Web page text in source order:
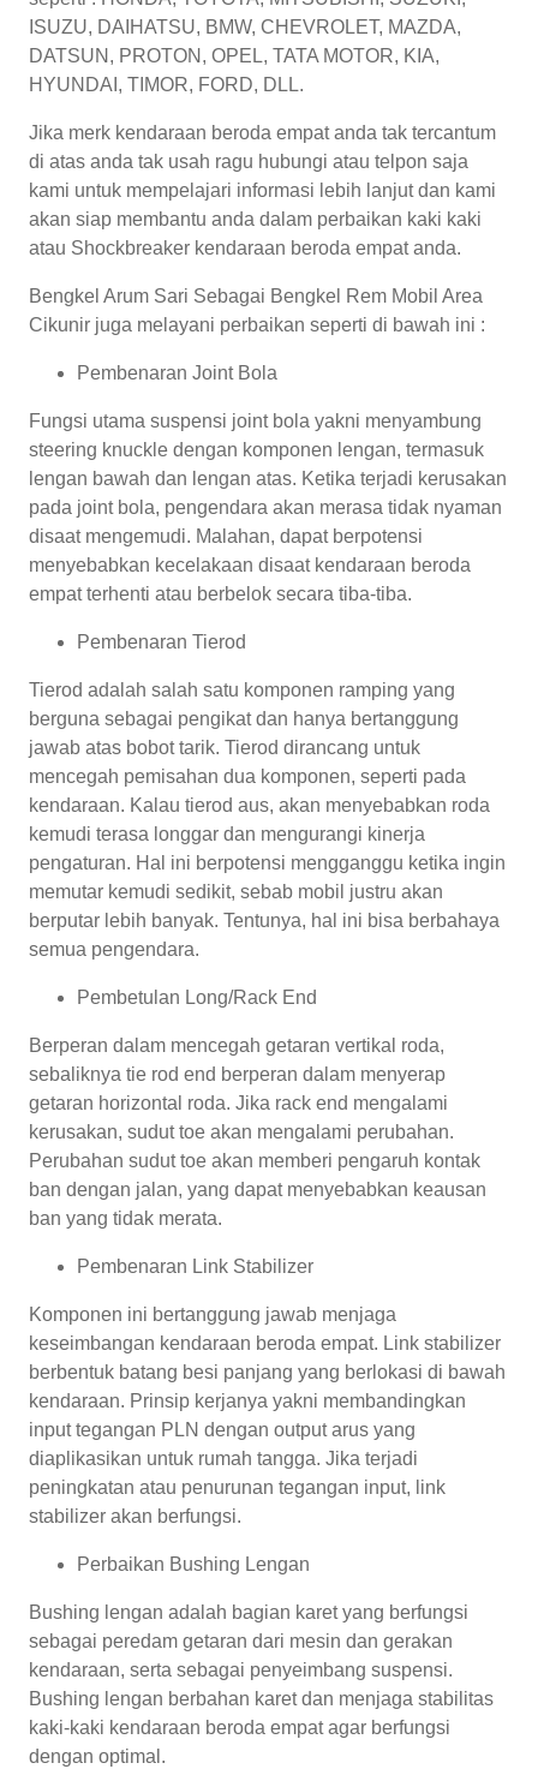
ISUZU, DAIHATSU, BMW, CHEVROLET, MAZDA,
DATSUN, PROTON, OPEL, TATA MOTOR, KIA,
HYUNDAI, TIMOR, FORD, DLL.
Jika merk kendaraan beroda empat anda tak tercantum
di atas anda tak usah ragu hubungi atau telpon saja
kami untuk mempelajari informasi lebih lanjut dan kami
akan siap membantu anda dalam perbaikan kaki kaki
atau Shockbreaker kendaraan beroda empat anda.
Bengkel Arum Sari Sebagai Bengkel Rem Mobil Area
Cikunir juga melayani perbaikan seperti di bawah ini :
Pembenaran Joint Bola
Fungsi utama suspensi joint bola yakni menyambung
steering knuckle dengan komponen lengan, termasuk
lengan bawah dan lengan atas. Ketika terjadi kerusakan
pada joint bola, pengendara akan merasa tidak nyaman
disaat mengemudi. Malahan, dapat berpotensi
menyebabkan kecelakaan disaat kendaraan beroda
empat terhenti atau berbelok secara tiba-tiba.
Pembenaran Tierod
Tierod adalah salah satu komponen ramping yang
berguna sebagai pengikat dan hanya bertanggung
jawab atas bobot tarik. Tierod dirancang untuk
mencegah pemisahan dua komponen, seperti pada
kendaraan. Kalau tierod aus, akan menyebabkan roda
kemudi terasa longgar dan mengurangi kinerja
pengaturan. Hal ini berpotensi mengganggu ketika ingin
memutar kemudi sedikit, sebab mobil justru akan
berputar lebih banyak. Tentunya, hal ini bisa berbahaya
semua pengendara.
Pembetulan Long/Rack End
Berperan dalam mencegah getaran vertikal roda,
sebaliknya tie rod end berperan dalam menyerap
getaran horizontal roda. Jika rack end mengalami
kerusakan, sudut toe akan mengalami perubahan.
Perubahan sudut toe akan memberi pengaruh kontak
ban dengan jalan, yang dapat menyebabkan keausan
ban yang tidak merata.
Pembenaran Link Stabilizer
Komponen ini bertanggung jawab menjaga
keseimbangan kendaraan beroda empat. Link stabilizer
berbentuk batang besi panjang yang berlokasi di bawah
kendaraan. Prinsip kerjanya yakni membandingkan
input tegangan PLN dengan output arus yang
diaplikasikan untuk rumah tangga. Jika terjadi
peningkatan atau penurunan tegangan input, link
stabilizer akan berfungsi.
Perbaikan Bushing Lengan
Bushing lengan adalah bagian karet yang berfungsi
sebagai peredam getaran dari mesin dan gerakan
kendaraan, serta sebagai penyeimbang suspensi.
Bushing lengan berbahan karet dan menjaga stabilitas
kaki-kaki kendaraan beroda empat agar berfungsi
dengan optimal.